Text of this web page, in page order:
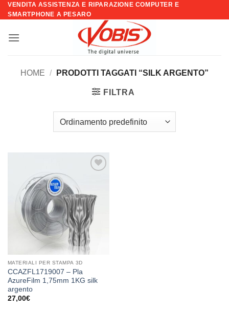
Salta
ai
VENDITA ASSISTENZA E RIPARAZIONE COMPUTER E
SMARTPHONE A PESARO
HOME / PRODOTTI TAGGATI “SILK ARGENTO”
FILTRA
desideri
MATERIALI PER STAMPA 3D
CCAZFL1719007 – Pla
AzureFilm 1,75mm 1KG silk
argento
27,00€